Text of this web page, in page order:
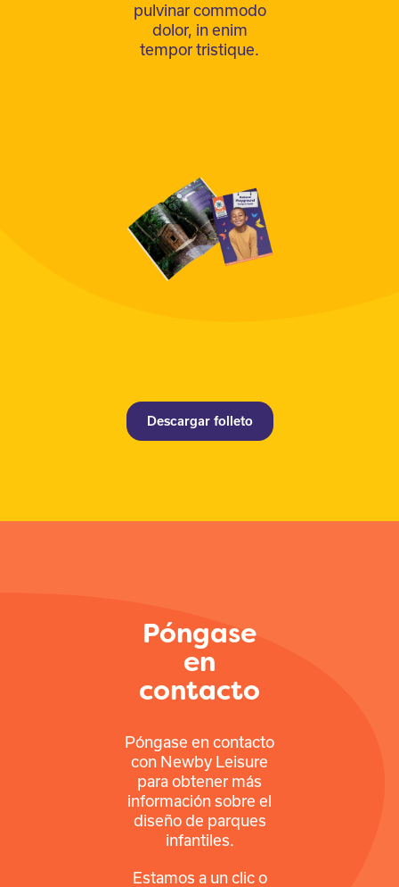
pulvinar commodo
dolor, in enim
tempor tristique.
Descargar folleto
Póngase
en
contacto
Póngase en contacto
con Newby Leisure
para obtener más
información sobre el
diseño de parques
infantiles.
Estamos a un clic o